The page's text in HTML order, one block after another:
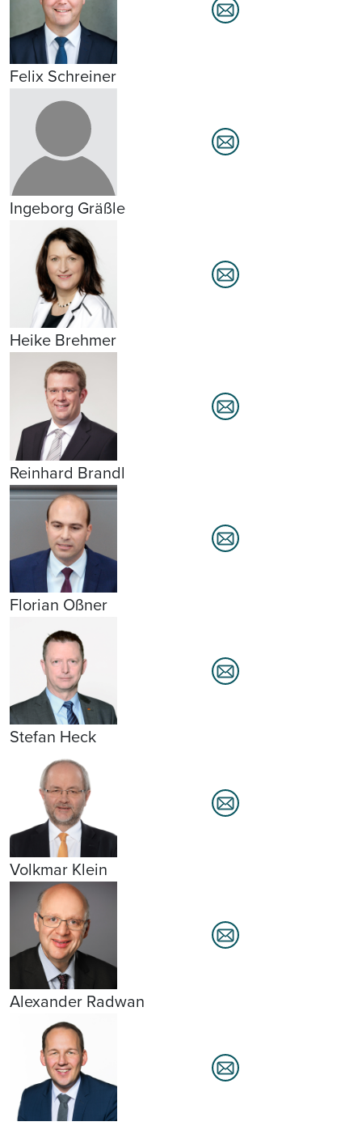
Felix Schreiner
Ingeborg Gräßle
Heike Brehmer
Reinhard Brandl
Florian Oßner
Stefan Heck
Volkmar Klein
Alexander Radwan